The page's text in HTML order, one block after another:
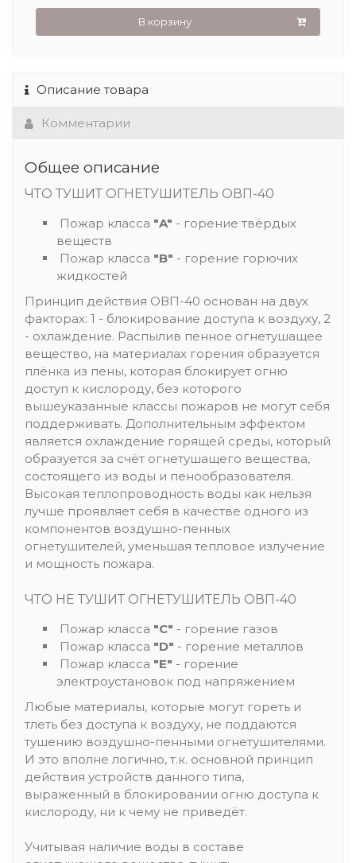
В корзину
Описание товара
Комментарии
Общее описание
ЧТО ТУШИТ ОГНЕТУШИТЕЛЬ ОВП-40
Пожар класса "A" - горение твёрдых
веществ
Пожар класса "B" - горение горючих
жидкостей
Принцип действия ОВП-40 основан на двух
факторах: 1 - блокирование доступа к воздуху, 2
- охлаждение. Распылив пенное огнетушащее
вещество, на материалах горения образуется
плёнка из пены, которая блокирует огню
доступ к кислороду, без которого
вышеуказанные классы пожаров не могут себя
поддерживать. Дополнительным эффектом
является охлаждение горящей среды, который
образуется за счёт огнетушащего вещества,
состоящего из воды и пенообразователя.
Высокая теплопроводность воды как нельзя
лучше проявляет себя в качестве одного из
компонентов воздушно-пенных
огнетушителей, уменьшая тепловое излучение
и мощность пожара.
ЧТО НЕ ТУШИТ ОГНЕТУШИТЕЛЬ ОВП-40
Пожар класса "C" - горение газов
Пожар класса "D" - горение металлов
Пожар класса "E" - горение
электроустановок под напряжением
Любые материалы, которые могут гореть и
тлеть без доступа к воздуху, не поддаются
тушению воздушно-пенными огнетушителями.
И это вполне логично, т.к. основной принцип
действия устройств данного типа,
выраженный в блокировании огню доступа к
кислороду, ни к чему не приведёт.
Учитывая наличие воды в составе